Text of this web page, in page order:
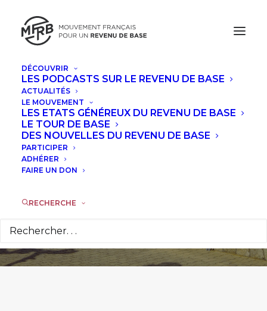
DÉCOUVRIR
LES PODCASTS SUR LE REVENU DE BASE
ACTUALITÉS
LE MOUVEMENT
LES ETATS GÉNÉREUX DU REVENU DE BASE
LE TOUR DE BASE
DES NOUVELLES DU REVENU DE BASE
PARTICIPER
ADHÉRER
FAIRE UN DON
RECHERCHE
Revenu universel :
positionnement des
candidats à l'élection